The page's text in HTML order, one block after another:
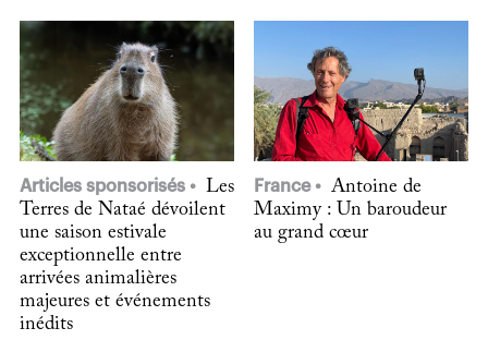
Articles sponsorisés
Les
Terres de Nataé dévoilent
une saison estivale
exceptionnelle entre
arrivées animalières
majeures et événements
inédits
France
Antoine de
Maximy : Un baroudeur
au grand cœur